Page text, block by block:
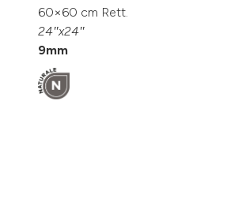
60×60 cm Rett.
24″x24″
9mm